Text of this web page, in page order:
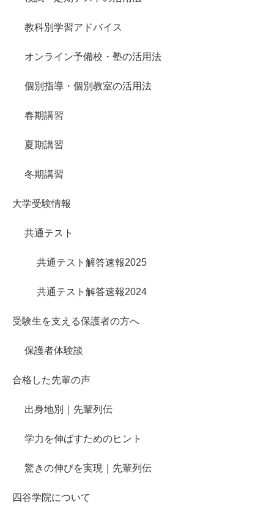
教科別学習アドバイス
オンライン予備校・塾の活用法
個別指導・個別教室の活用法
春期講習
夏期講習
冬期講習
大学受験情報
共通テスト
共通テスト解答速報2025
共通テスト解答速報2024
受験生を支える保護者の方へ
保護者体験談
合格した先輩の声
出身地別｜先輩列伝
学力を伸ばすためのヒント
驚きの伸びを実現｜先輩列伝
四谷学院について